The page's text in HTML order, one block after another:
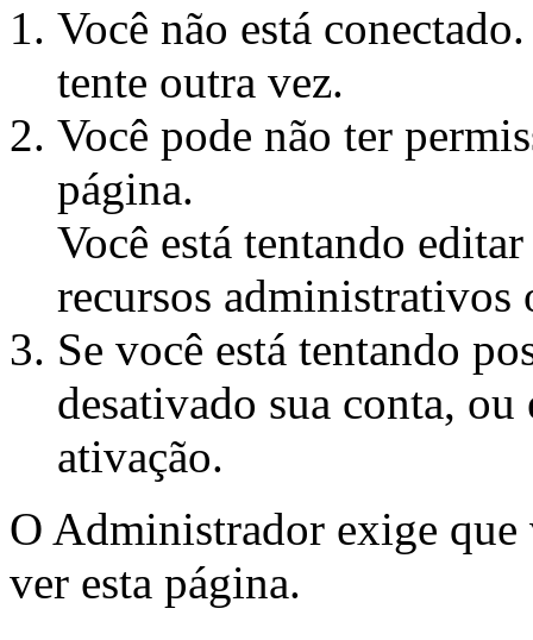
Você não está
tente outra vez.
Você pode não ter
página.
Você está tentando
recursos
Se você está tentando
desativado sua conta, ou
ativação.
O Administrador exige que
ver esta página.